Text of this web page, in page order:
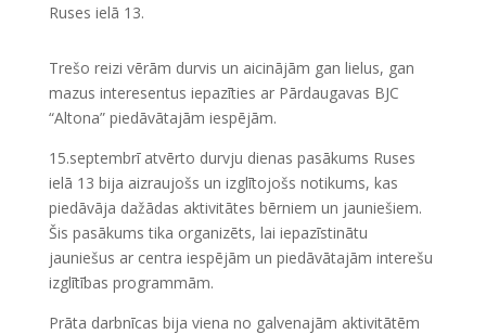
Ruses ielā 13.
Trešo reizi vērām durvis un aicinājām gan lielus, gan
mazus interesentus iepazīties ar Pārdaugavas BJC
“Altona” piedāvātajām iespējām.
15.septembrī atvērto durvju dienas pasākums Ruses
ielā 13 bija aizraujošs un izglītojošs notikums, kas
piedāvāja dažādas aktivitātes bērniem un jauniešiem.
Šis pasākums tika organizēts, lai iepazīstinātu
jauniešus ar centra iespējām un piedāvātajām interešu
izglītības programmām.
Prāta darbnīcas bija viena no galvenajām aktivitātēm